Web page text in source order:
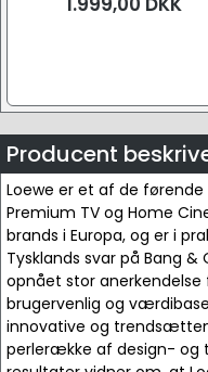
Producent
Loewe er et af de førende
Premium TV og Home
brands i Europa, og er i
Tysklands svar på Bang
opnået stor anerkendelse
brugervenlig og
innovative og
perlerække af design- og